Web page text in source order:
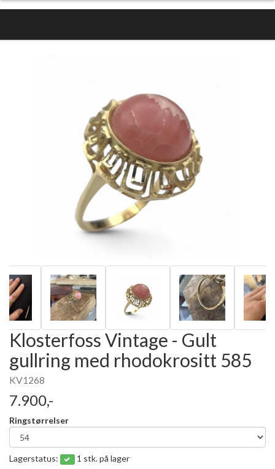
Klosterfoss Vintage - Gult
gullring med rhodokrositt 585
KV1268
7.900,-
Ringstørrelser
Lagerstatus:
1 stk. på lager